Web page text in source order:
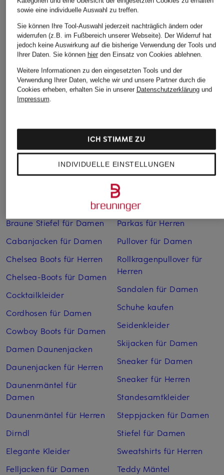
Bestpreis:249,90 €
Bestpreis:178,49 €
Ursprünglich:279,99 €
Weitere Kategorien
Abendkleider
Anzüge für Herren
Braune Stiefel für Damen
Cabanjacken für Damen
Chelsea Boots für Herren
Chelsea-Boots für Damen
Cocktailkleider
Cordhosen für Damen
Cowboy Boots für Damen
Damen Daunenjacken
Daunenjacken für Herren
Daunenmäntel für
Damen
Daunenmäntel für Herren
Dirndl
Elegante Kleider
Felljacken für Damen
Kleider
Lange Ballkleider
Lederjacken für Damen
Mäntel für Damen
Parkas für Herren
Pullover für Damen
Rollkragenpullover für
Herren
Sandalen für Damen
Schuhe kaufen
Seidenkleider
Skijacken für Damen
Sneaker für Damen
Sneaker für Herren
Standesamtkleider
Steppjacken für Damen
Stiefel für Damen
Sweatshirts für Herren
Teddy Mäntel
sowie eine individuelle Auswahl zu treffen.
Sie können Ihre Tool-Auswahl jederzeit nachträglich ändern oder
widerrufen (z.B. im Fußbereich unserer Webseite). Der Widerruf hat
jedoch keine Auswirkung auf die bisherige Verwendung der Tools und
Ihrer Daten. Sie können hierden Einsatz von Cookies ablehnen.
Weitere Informationen zu den eingesetzten Tools und der
Verwendung Ihrer Daten, welche wir und unsere Partner durch die
Cookies erheben, erhalten Sie in unserer Datenschutzerklärungund
Impressum.
INDIVIDUELLE EINSTELLUNGEN
ICH STIMME ZU